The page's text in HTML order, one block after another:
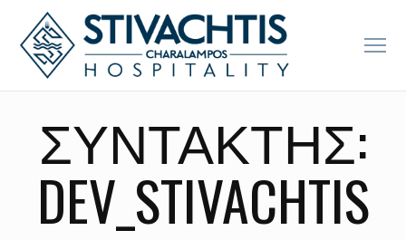
ΣΥΝΤΆΚΤΗΣ:
DEV_STIVACHTIS